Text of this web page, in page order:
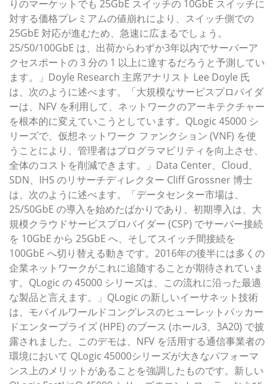
りのマーケットでも 25GbE スイッチの 10GbE スイッチに
対する価格プレミアムの値崩れにより、スイッチ側での
25GbE 対応が進むため、急速に広まるでしょう。
25/50/100GbE は、出荷からわずか3年以内でサーバーア
クセスポートの 3 分の 1 以上に達するだろうと予測してい
ます。」Doyle Research 主席アナリスト Lee Doyle 氏
は、次のように述べます。「大規模なサービスプロバイダ
ーは、NFV を利用して、ネットワークのアーキテクチャー
を根本的に変えていこうとしています。QLogic 45000 シ
リーズで、仮想ネットワーク ファンクション (VNF) を使
うことにより、管理者はプロ​​グラマビリティを向上させ、
全体のコストを削減できます。」Data Center、Cloud、
SDN、IHS のリサーチディレクター Cliff Grossner 博士
は、次のように述べます。「データセンター市場は、
25/50GbE の導入を始めたばかりであり、初期導入は、大
規模クラウドサービスプロバイダー (CSP) でサーバー接続
を 10GbE から 25GbE へ、そしてスイッチ間接続を
100GbE へ切り替える動きです。2016年の後半には多くの
企業ネットワークがこれに追随することが期待されていま
す。QLogic の 45000 シリーズは、この流れに沿った最適
な製品と言えます。」QLogic の新しいイーサネット技術
は、モバイルワールドコングレスのヒューレットパッカー
ドエンタープライズ (HPE) のブース (ホール3、3A20) で披
露されました。このデモは、NFV を活用する通信事業者の
環境において QLogic 45000シリーズが大きなパフォーマ
ンス上のメリットがあることを強調したものです。新しい